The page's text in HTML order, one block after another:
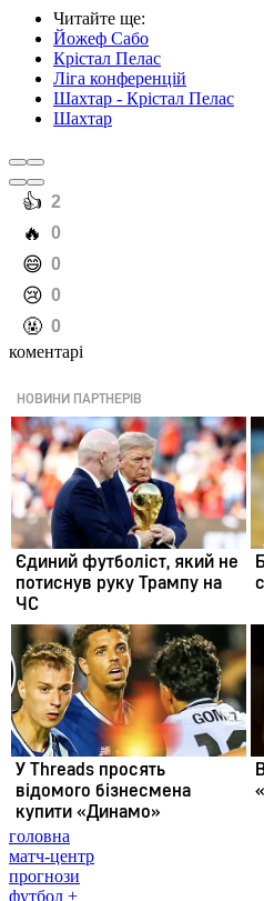
Читайте ще:
Йожеф Сабо
Крістал Пелас
Ліга конференцій
Шахтар - Крістал Пелас
Шахтар
️👍 2
️🔥 0
️😄 0
️😢 0
️🤬 0
коментарі
головна
матч-центр
прогнози
футбол +